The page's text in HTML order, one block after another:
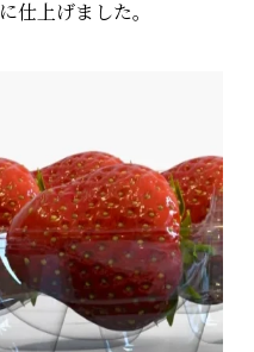
に仕上げました。